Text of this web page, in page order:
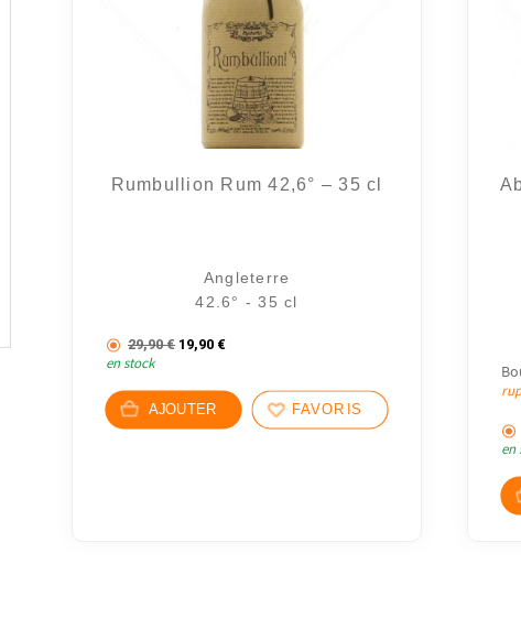
Rumbullion Rum 42,6° – 35 cl
Angleterre
42.6° - 35 cl
29,90€ Le prix initial était : 29,90 €.
19,90 €Le prix actuel est : 19,90 €.
en stock
AJOUTER FAVORIS
en